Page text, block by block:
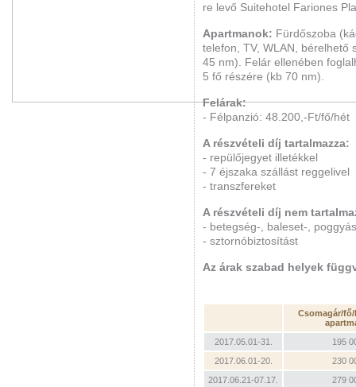
re levő Suitehotel Fariones
Apartmanok: Fürdőszoba
telefon, TV, WLAN, bérelhető
45 nm). Felár ellenében
5 fő részére (kb 70 nm).
Felárak:
- Félpanzió: 48.200,-Ft/fő/hét
A részvételi díj tartalmazza:
- repülőjegyet illetékkel
- 7 éjszaka szállást reggelivel
- transzfereket
A részvételi díj nem
- betegség-, baleset-,
- sztornóbiztosítást
Az árak szabad helyek
Csomagár/
2017.05.01-31.
195
2017.06.01-20.
230
2017.06.21-07.17.
279